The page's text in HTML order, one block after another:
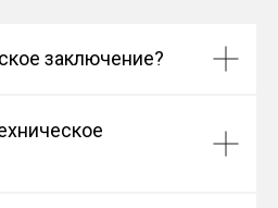
заключение?